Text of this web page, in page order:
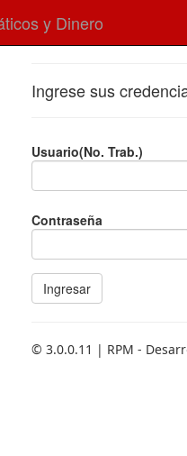
y Dinero
Ingrese sus
Usuario(No. Trab.)
Contraseña
© 3.0.0.11 | RPM -